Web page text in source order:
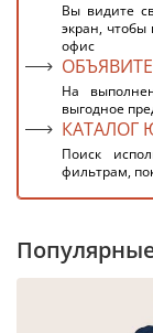
Вы видите
экран, чтобы
офис
На
выгодное
КАТАЛОГ
Поиск
фильтрам,